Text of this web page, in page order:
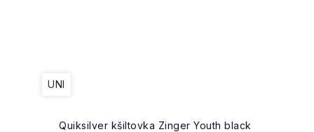
Quiksilver kšiltovka Zinger Youth black
UNI